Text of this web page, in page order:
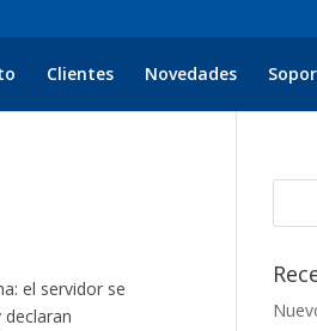
Clientes Novedades
el servidor se